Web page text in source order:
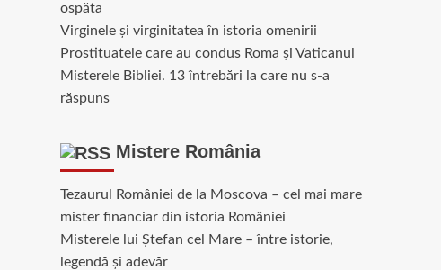
ospăta
Virginele şi virginitatea în istoria omenirii
Prostituatele care au condus Roma și Vaticanul
Misterele Bibliei. 13 întrebări la care nu s-a
răspuns
Mistere România
Tezaurul României de la Moscova – cel mai mare
mister financiar din istoria României
Misterele lui Ștefan cel Mare – între istorie,
legendă și adevăr